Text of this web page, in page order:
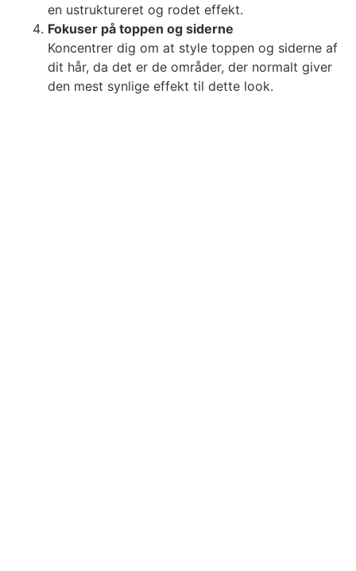
en ustruktureret og rodet effekt.
Fokuser på toppen og siderne
Koncentrer dig om at style toppen og siderne af
dit hår, da det er de områder, der normalt giver
den mest synlige effekt til dette look.